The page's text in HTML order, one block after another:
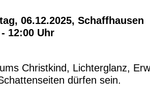
06.12.2025, Schaffhausen
12:00 Uhr
Christkind, Lichterglanz,
dürfen sein.